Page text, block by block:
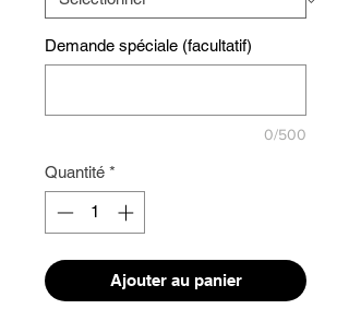
Demande spéciale (facultatif)
0/500
Quantité *
Ajouter au panier